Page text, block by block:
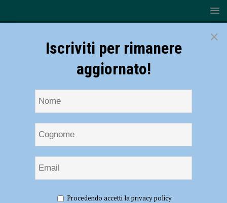
dell’azienda: “Numerosi potenziali investitori interessati a sostenere e
×
Iscriviti per rimanere
aggiornato!
Procedendo accetti la privacy policy